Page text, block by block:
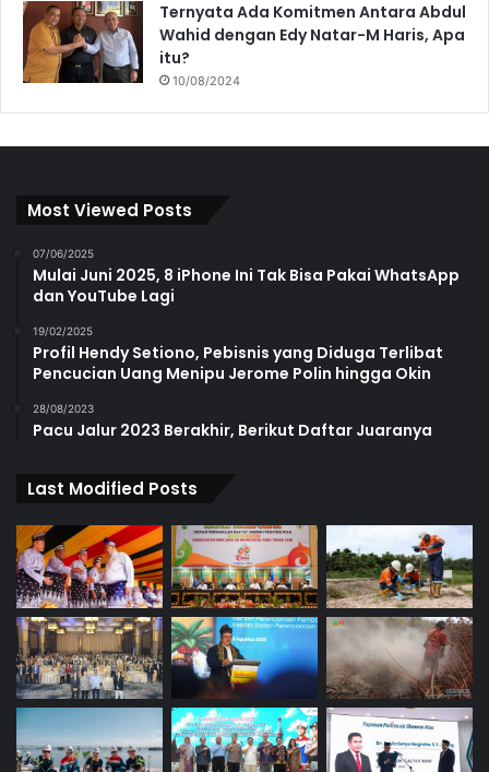
Ternyata Ada Komitmen Antara Abdul
Wahid dengan Edy Natar-M Haris, Apa
itu?
10/08/2024
Most Viewed Posts
07/06/2025
Mulai Juni 2025, 8 iPhone Ini Tak Bisa Pakai WhatsApp
dan YouTube Lagi
19/02/2025
Profil Hendy Setiono, Pebisnis yang Diduga Terlibat
Pencucian Uang Menipu Jerome Polin hingga Okin
28/08/2023
Pacu Jalur 2023 Berakhir, Berikut Daftar Juaranya
Last Modified Posts